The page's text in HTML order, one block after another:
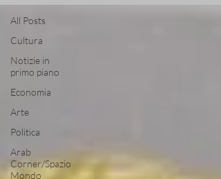
All Posts
Cultura
Notizie in
primo piano
Economia
Arte
Politica
Arab
Corner/Spazio
Mondo